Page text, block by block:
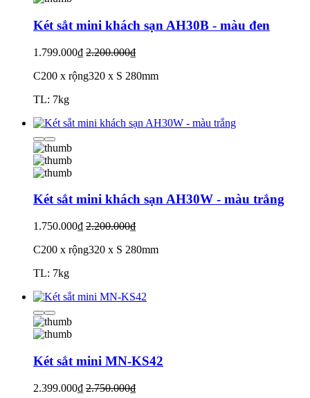
Két sắt mini khách sạn AH30B - màu đen
1.799.000₫ 2.200.000₫
C200 x rộng320 x S 280mm
TL: 7kg
Két sắt mini khách sạn AH30W - màu trắng
1.750.000₫ 2.200.000₫
C200 x rộng320 x S 280mm
TL: 7kg
Két sắt mini MN-KS42
2.399.000₫ 2.750.000₫